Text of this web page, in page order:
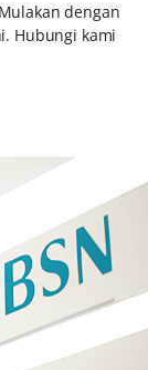
dengan
Hubungi kami